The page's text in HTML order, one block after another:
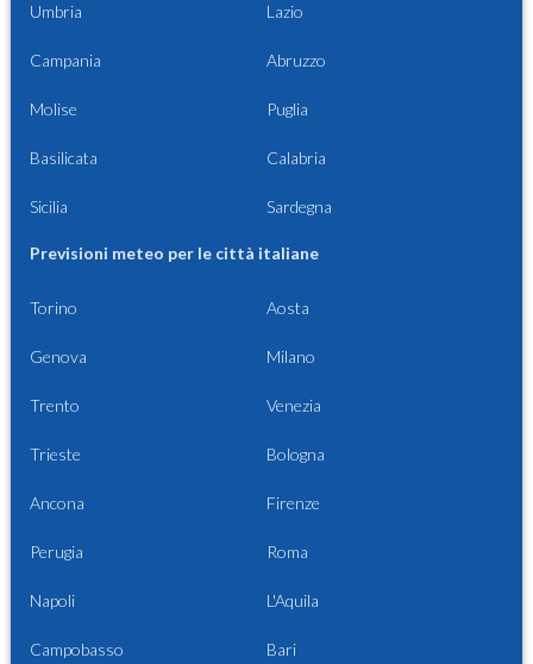
Umbria Lazio
Campania Abruzzo
Molise Puglia
Basilicata Calabria
Sicilia Sardegna
Previsioni meteo per le città italiane
Torino Aosta
Genova Milano
Trento Venezia
Trieste Bologna
Ancona Firenze
Perugia Roma
Napoli L'Aquila
Campobasso Bari